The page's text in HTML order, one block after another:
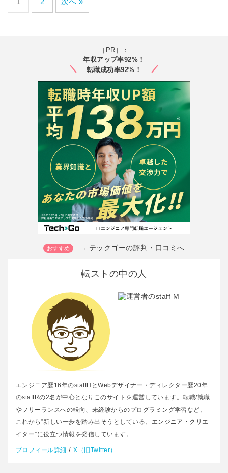
［PR］：
年収アップ率92%！
転職成功率92%！
→ テックゴーの評判・口コミへ
転ストの中の人
エンジニア歴16年のstaffHとWebデザイナー・ディレクター歴20年
のstaffRの2名が中心となりこのサイトを運営しています。転職/就職
やフリーランスへの転向、未経験からのプログラミング学習など、
これから”新しい一歩を踏み出そうとしている、エンジニア・クリエ
イター”に役立つ情報を発信しています。
プロフィール詳細 /X（旧Twitter）